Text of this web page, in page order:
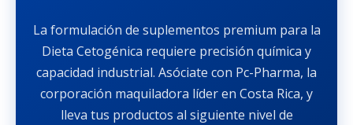
La formulación de suplementos premium para la
Dieta Cetogénica requiere precisión química y
capacidad industrial. Asóciate con Pc-Pharma, la
corporación maquiladora líder en Costa Rica, y
lleva tus productos al siguiente nivel de